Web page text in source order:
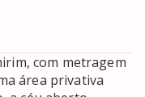
com metragem
área privativa